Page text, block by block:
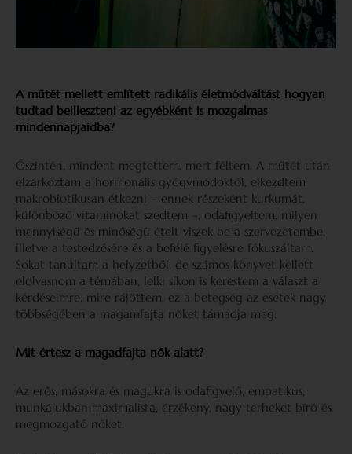
A műtét mellett említett radikális életmódváltást hogyan
tudtad beilleszteni az egyébként is mozgalmas
mindennapjaidba?
Őszintén, mindent megtettem, mert féltem. A műtét után
elzárkóztam a hormonális gyógymódoktól, elkezdtem
makrobiotikusan étkezni – ennek részeként kurkumát,
különböző vitaminokat szedtem –, odafigyeltem, milyen
mennyiségű és minőségű ételt viszek be a szervezetembe,
illetve a testedzésére és a befelé figyelésre fókuszáltam.
Sokat tanultam a helyzetből, de számos könyvet kellett
elolvasnom a témában, lelki síkon is kerestem a választ a
kérdéseimre, mire rájöttem, ez a betegség az esetek nagy
többségében a magamfajta nőket támadja meg.
Mit értesz a magadfajta nők alatt?
Az erős, másokra és magukra is odafigyelő, empatikus,
munkájukban maximalista, érzékeny, nagy terheket bíró és
megmozgató nőket.